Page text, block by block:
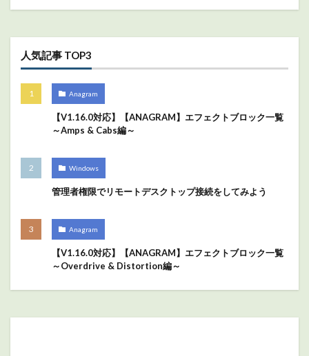
人気記事 TOP3
Anagram
【V1.16.0対応】【ANAGRAM】エフェクトブロック一覧
～Amps & Cabs編～
Windows
管理者権限でリモートデスクトップ接続をしてみよう
Anagram
【V1.16.0対応】【ANAGRAM】エフェクトブロック一覧
～Overdrive & Distortion編～